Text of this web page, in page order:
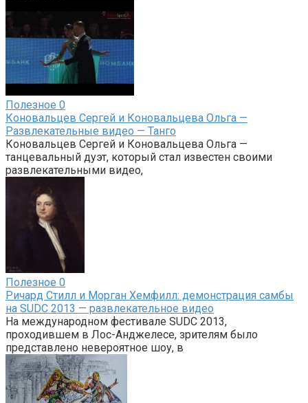
Полезное 0
Коновальцев Сергей и Коновальцева Ольга —
Развлекательные видео — Танго
Коновальцев Сергей и Коновальцева Ольга —
танцевальный дуэт, который стал известен своими
развлекательными видео,
Полезное 0
Ричард Стилл и Морган Хемфилл: демонстрация самбы
на SUDC 2013 — развлекательное видео
На международном фестивале SUDC 2013,
проходившем в Лос-Анджелесе, зрителям было
представлено невероятное шоу, в